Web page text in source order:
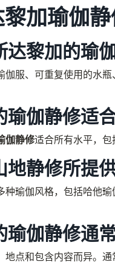
加瑜伽
黎加的瑜
伽服、可重复使用的水
伽静修适
伽静修适合所有水平，
静修所提
种瑜伽风格，包括哈他
伽静修通
点和包含内容而异。通